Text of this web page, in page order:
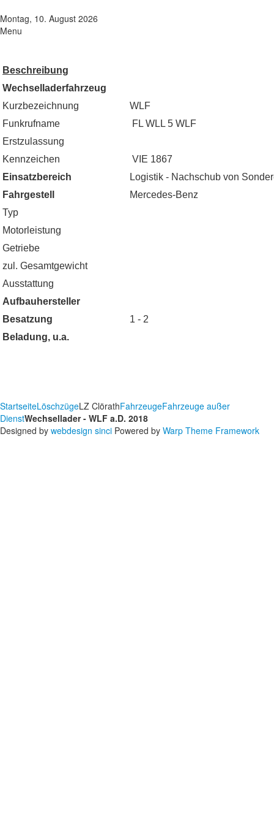
Montag, 10. August 2026
Menu
Beschreibung
Wechselladerfahrzeug
Kurzbezeichnung
WLF
Funkrufname
FL WLL 5 WLF
Erstzulassung
Kennzeichen
VIE 1867
Einsatzbereich
Logistik - Nachschub von
Fahrgestell
Mercedes-Benz
Typ
Motorleistung
Getriebe
zul. Gesamtgewicht
Ausstattung
Aufbauhersteller
Besatzung
1 - 2
Beladung, u.a.
StartseiteLöschzügeLZ ClörathFahrzeugeFahrzeuge außer
DienstWechsellader - WLF a.D. 2018
Designed by webdesign sinci Powered by Warp Theme Framework